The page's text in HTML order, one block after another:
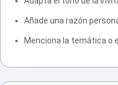
Añade una razón
Menciona la temática o